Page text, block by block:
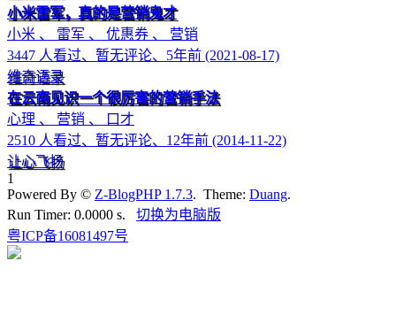
小米雷军，真的是营销鬼才
小米 、 雷军 、 优惠券 、 营销
3447 人看过、暂无评论、5年前 (2021-08-17)
维奇语录
在云南见识一个很厉害的营销手法
心理 、 营销 、 口才
2510 人看过、暂无评论、12年前 (2014-11-22)
让心飞扬
1
Powered By © Z-BlogPHP 1.7.3. Theme: Duang.
Run Timer: 0.0000 s. 切换为电脑版
粤ICP备16081497号